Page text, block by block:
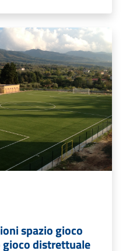
spazio gioco
gioco distrettuale